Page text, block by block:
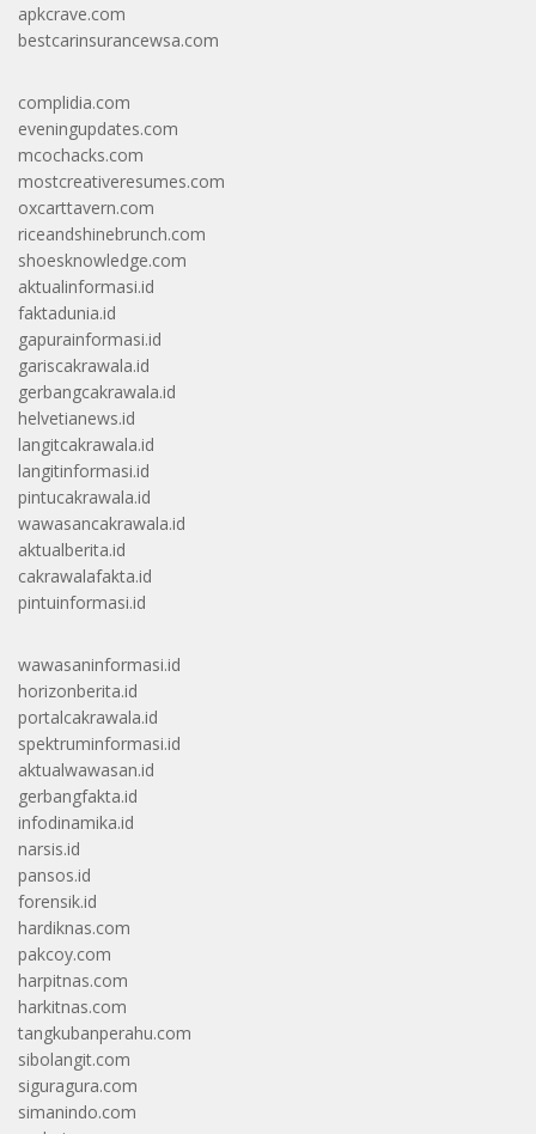
apkcrave.com
bestcarinsurancewsa.com
complidia.com
eveningupdates.com
mcochacks.com
mostcreativeresumes.com
oxcarttavern.com
riceandshinebrunch.com
shoesknowledge.com
aktualinformasi.id
faktadunia.id
gapurainformasi.id
gariscakrawala.id
gerbangcakrawala.id
helvetianews.id
langitcakrawala.id
langitinformasi.id
pintucakrawala.id
wawasancakrawala.id
aktualberita.id
cakrawalafakta.id
pintuinformasi.id
wawasaninformasi.id
horizonberita.id
portalcakrawala.id
spektruminformasi.id
aktualwawasan.id
gerbangfakta.id
infodinamika.id
narsis.id
pansos.id
forensik.id
hardiknas.com
pakcoy.com
harpitnas.com
harkitnas.com
tangkubanperahu.com
sibolangit.com
siguragura.com
simanindo.com